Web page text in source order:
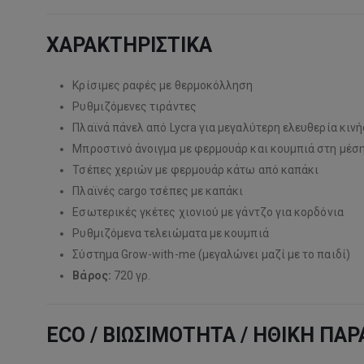
ΧΑΡΑΚΤΗΡΙΣΤΙΚΑ
Κρίσιμες ραφές με θερμοκόλληση
Ρυθμιζόμενες τιράντες
Πλαϊνά πάνελ από Lycra για μεγαλύτερη ελευθερία
Μπροστινό άνοιγμα με φερμουάρ και κουμπιά στη μέση
Τσέπες χεριών με φερμουάρ κάτω από καπάκι
Πλαϊνές cargo τσέπες με καπάκι
Εσωτερικές γκέτες χιονιού με γάντζο για κορδόνια
Ρυθμιζόμενα τελειώματα με κουμπιά
Σύστημα Grow-with-me (μεγαλώνει μαζί με το παιδί)
Βάρος: 720 γρ.
ECO / ΒΙΩΣΙΜΟΤΗΤΑ / ΗΘΙΚΗ